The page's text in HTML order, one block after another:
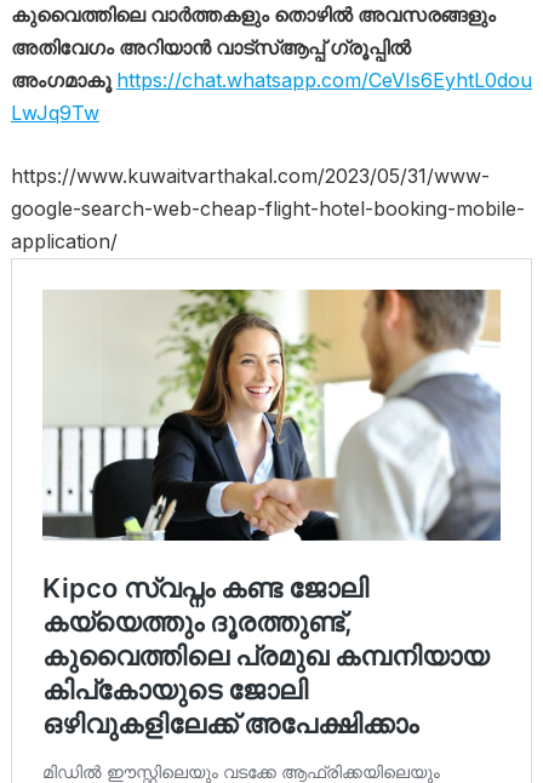
കുവൈത്തിലെ വാർത്തകളും തൊഴിൽ അവസരങ്ങളും
അതിവേഗം അറിയാൻ വാട്സ്ആപ്പ് ഗ്രൂപ്പിൽ
അംഗമാകൂ https://chat.whatsapp.com/CeVIs6EyhtL0dou
LwJq9Tw
https://www.kuwaitvarthakal.com/2023/05/31/www-
google-search-web-cheap-flight-hotel-booking-mobile-
application/